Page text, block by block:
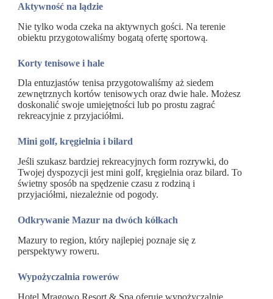
Aktywność na lądzie
Nie tylko woda czeka na aktywnych gości. Na terenie
obiektu przygotowaliśmy bogatą ofertę sportową.
Korty tenisowe i hale
Dla entuzjastów tenisa przygotowaliśmy aż siedem
zewnętrznych kortów tenisowych oraz dwie hale. Możesz
doskonalić swoje umiejętności lub po prostu zagrać
rekreacyjnie z przyjaciółmi.
Mini golf, kręgielnia i bilard
Jeśli szukasz bardziej rekreacyjnych form rozrywki, do
Twojej dyspozycji jest mini golf, kręgielnia oraz bilard. To
świetny sposób na spędzenie czasu z rodziną i
przyjaciółmi, niezależnie od pogody.
Odkrywanie Mazur na dwóch kółkach
Mazury to region, który najlepiej poznaje się z
perspektywy roweru.
Wypożyczalnia rowerów
Hotel Mrągowo Resort & Spa oferuje wypożyczalnię